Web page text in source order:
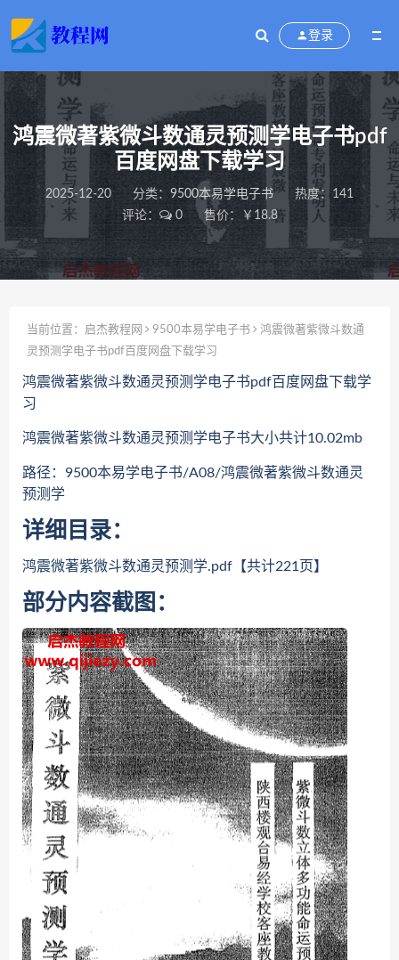
登录
鸿震微著紫微斗数通灵预测学电子书pdf
百度网盘下载学习
2025-12-20 分类： 9500本易学电子书
热度：141
评论：
0 售价：￥18.8
当前位置： 启杰教程网 9500本易学电子书
鸿震微著紫微斗数通
灵预测学电子书pdf百度网盘下载学习
鸿震微著紫微斗数通灵预测学电子书pdf百度网盘下载学
习
鸿震微著紫微斗数通灵预测学电子书大小共计10.02mb
路径：9500本易学电子书/A08/鸿震微著紫微斗数通灵
预测学
详细目录：
鸿震微著紫微斗数通灵预测学.pdf【共计221页】
部分内容截图：